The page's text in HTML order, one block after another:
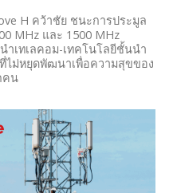
H คว้าชัย ชนะการประมูล
MHz และ 1500 MHz
ำเทเลคอม-เทคโนโลยีชั้นนำ
ไม่หยุดพัฒนาเพื่อความสุขของ
คน